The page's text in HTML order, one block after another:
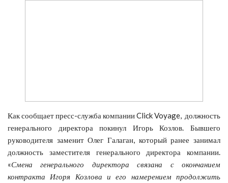
Как сообщает пресс-служба компании Click Voyage, должность
генерального директора покинул Игорь Козлов. Бывшего
руководителя заменит Олег Галаган, который ранее занимал
должность заместителя генерального директора компании.
«Смена генерального директора связана с окончанием
контракта Игоря Козлова и его намерением продолжить